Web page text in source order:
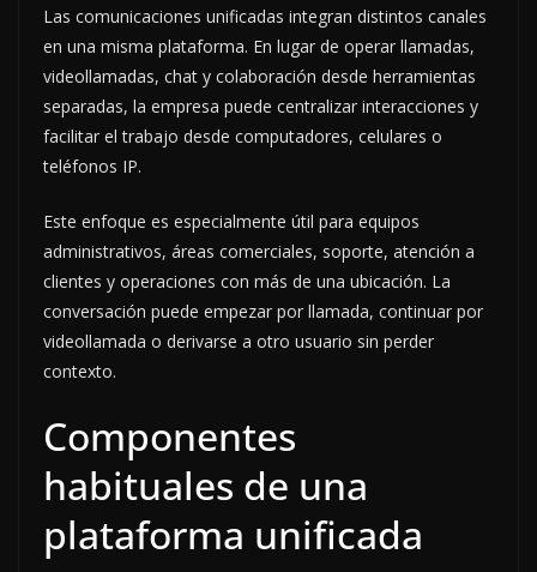
Las comunicaciones unificadas integran distintos canales
en una misma plataforma. En lugar de operar llamadas,
videollamadas, chat y colaboración desde herramientas
separadas, la empresa puede centralizar interacciones y
facilitar el trabajo desde computadores, celulares o
teléfonos IP.
Este enfoque es especialmente útil para equipos
administrativos, áreas comerciales, soporte, atención a
clientes y operaciones con más de una ubicación. La
conversación puede empezar por llamada, continuar por
videollamada o derivarse a otro usuario sin perder
contexto.
Componentes
habituales de una
plataforma unificada